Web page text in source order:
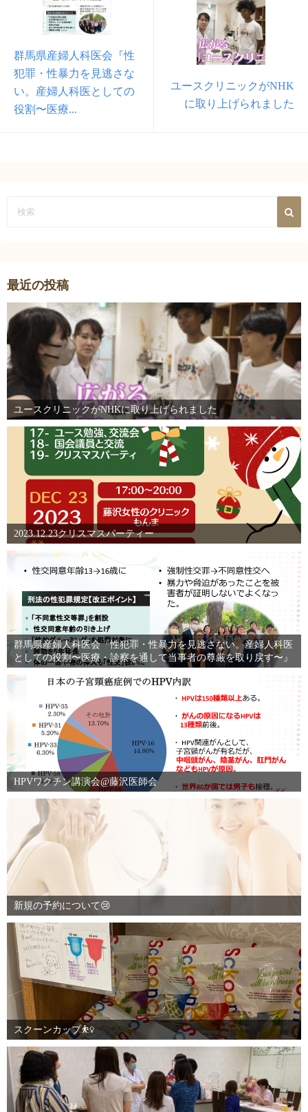
群馬県産婦人科医会『性
犯罪・性暴力を見逃さな
い。産婦人科医としての
役割〜医療...
ユースクリニックがNHK
に取り上げられました
最近の投稿
ユースクリニックがNHKに取り上げられました
2023.12.23クリスマスパーティー
群馬県産婦人科医会『性犯罪・性暴力を見逃さない。産婦人科医
としての役割〜医療・診察を通して当事者の尊厳を取り戻す〜』
HPVワクチン講演会@藤沢医師会
新規の予約について😢
スクーンカップ⛹️‍♀️